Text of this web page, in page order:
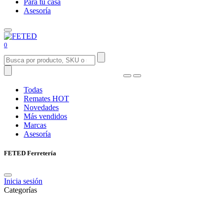
Para tu casa
Asesoría
0
Todas
Remates HOT
Novedades
Más vendidos
Marcas
Asesoría
FETED Ferretería
Inicia sesión
Categorías